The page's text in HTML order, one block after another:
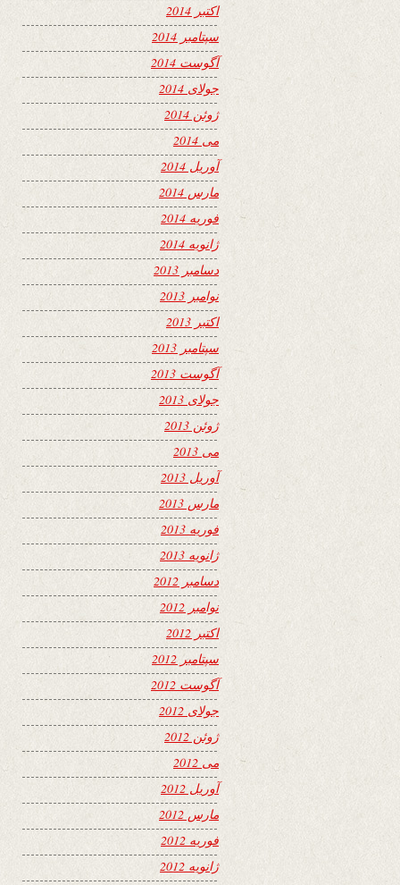
اکتبر 2014
سپتامبر 2014
آگوست 2014
جولای 2014
ژوئن 2014
می 2014
آوریل 2014
مارس 2014
فوریه 2014
ژانویه 2014
دسامبر 2013
نوامبر 2013
اکتبر 2013
سپتامبر 2013
آگوست 2013
جولای 2013
ژوئن 2013
می 2013
آوریل 2013
مارس 2013
فوریه 2013
ژانویه 2013
دسامبر 2012
نوامبر 2012
اکتبر 2012
سپتامبر 2012
آگوست 2012
جولای 2012
ژوئن 2012
می 2012
آوریل 2012
مارس 2012
فوریه 2012
ژانویه 2012